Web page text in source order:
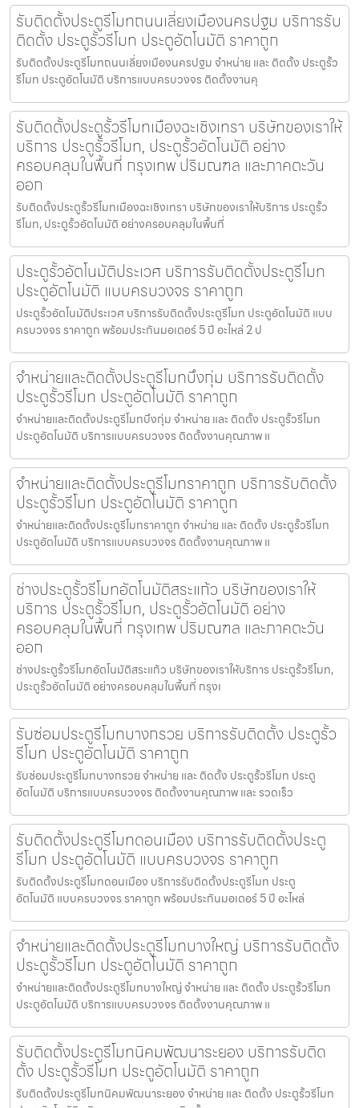
รับติดตั้งประตูรีโมทถนนเลี่ยงเมืองนครปฐม บริการรับ
ติดตั้ง ประตูรั้วรีโมท ประตูอัตโนมัติ ราคาถูก
รับติดตั้งประตูรีโมทถนนเลี่ยงเมืองนครปฐม จำหน่าย และ ติดตั้ง ประตูรั้ว
รีโมท ประตูอัตโนมัติ บริการแบบครบวงจร ติดตั้งงานคุ
รับติดตั้งประตูรั้วรีโมทเมืองฉะเชิงเทรา บริษัทของเราให้
บริการ ประตูรั้วรีโมท, ประตูรั้วอัตโนมัติ อย่าง
ครอบคลุมในพื้นที่ กรุงเทพ ปริมณฑล และภาคตะวัน
ออก
รับติดตั้งประตูรั้วรีโมทเมืองฉะเชิงเทรา บริษัทของเราให้บริการ ประตูรั้ว
รีโมท, ประตูรั้วอัตโนมัติ อย่างครอบคลุมในพื้นที่
ประตูรั้วอัตโนมัติประเวศ บริการรับติดตั้งประตูรีโมท
ประตูอัตโนมัติ แบบครบวงจร ราคาถูก
ประตูรั้วอัตโนมัติประเวศ บริการรับติดตั้งประตูรีโมท ประตูอัตโนมัติ แบบ
ครบวงจร ราคาถูก พร้อมประกันมอเตอร์ 5 ปี อะไหล่ 2 ป
จำหน่ายและติดตั้งประตูรีโมทบึงกุ่ม บริการรับติดตั้ง
ประตูรั้วรีโมท ประตูอัตโนมัติ ราคาถูก
จำหน่ายและติดตั้งประตูรีโมทบึงกุ่ม จำหน่าย และ ติดตั้ง ประตูรั้วรีโมท
ประตูอัตโนมัติ บริการแบบครบวงจร ติดตั้งงานคุณภาพ แ
จำหน่ายและติดตั้งประตูรีโมทราคาถูก บริการรับติดตั้ง
ประตูรั้วรีโมท ประตูอัตโนมัติ ราคาถูก
จำหน่ายและติดตั้งประตูรีโมทราคาถูก จำหน่าย และ ติดตั้ง ประตูรั้วรีโมท
ประตูอัตโนมัติ บริการแบบครบวงจร ติดตั้งงานคุณภาพ แ
ช่างประตูรั้วรีโมทอัตโนมัติสระแก้ว บริษัทของเราให้
บริการ ประตูรั้วรีโมท, ประตูรั้วอัตโนมัติ อย่าง
ครอบคลุมในพื้นที่ กรุงเทพ ปริมณฑล และภาคตะวัน
ออก
ช่างประตูรั้วรีโมทอัตโนมัติสระแก้ว บริษัทของเราให้บริการ ประตูรั้วรีโมท,
ประตูรั้วอัตโนมัติ อย่างครอบคลุมในพื้นที่ กรุงเ
รับซ่อมประตูรีโมทบางกรวย บริการรับติดตั้ง ประตูรั้ว
รีโมท ประตูอัตโนมัติ ราคาถูก
รับซ่อมประตูรีโมทบางกรวย จำหน่าย และ ติดตั้ง ประตูรั้วรีโมท ประตู
อัตโนมัติ บริการแบบครบวงจร ติดตั้งงานคุณภาพ และ รวดเร็ว
รับติดตั้งประตูรีโมทดอนเมือง บริการรับติดตั้งประตู
รีโมท ประตูอัตโนมัติ แบบครบวงจร ราคาถูก
รับติดตั้งประตูรีโมทดอนเมือง บริการรับติดตั้งประตูรีโมท ประตู
อัตโนมัติ แบบครบวงจร ราคาถูก พร้อมประกันมอเตอร์ 5 ปี อะไหล่
จำหน่ายและติดตั้งประตูรีโมทบางใหญ่ บริการรับติดตั้ง
ประตูรั้วรีโมท ประตูอัตโนมัติ ราคาถูก
จำหน่ายและติดตั้งประตูรีโมทบางใหญ่ จำหน่าย และ ติดตั้ง ประตูรั้วรีโมท
ประตูอัตโนมัติ บริการแบบครบวงจร ติดตั้งงานคุณภาพ แ
รับติดตั้งประตูรีโมทนิคมพัฒนาระยอง บริการรับติด
ตั้ง ประตูรั้วรีโมท ประตูอัตโนมัติ ราคาถูก
รับติดตั้งประตูรีโมทนิคมพัฒนาระยอง จำหน่าย และ ติดตั้ง ประตูรั้วรีโมท